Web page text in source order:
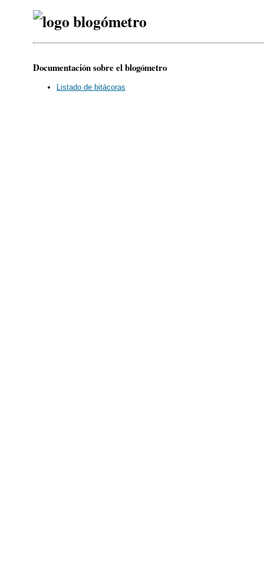
Documentación sobre el blogómetro
Listado de bitácoras